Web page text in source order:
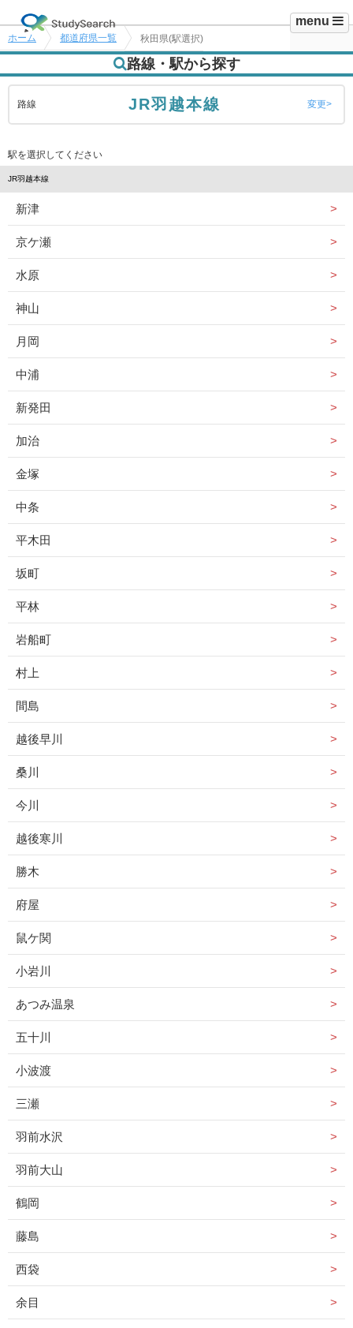
menu
ホーム 都道府県一覧 秋田県(駅選択)
路線・駅から探す
路線 JR羽越本線 変更
駅を選択してください
JR羽越本線
新津
京ケ瀬
水原
神山
月岡
中浦
新発田
加治
金塚
中条
平木田
坂町
平林
岩船町
村上
間島
越後早川
桑川
今川
越後寒川
勝木
府屋
鼠ケ関
小岩川
あつみ温泉
五十川
小波渡
三瀬
羽前水沢
羽前大山
鶴岡
藤島
西袋
余目